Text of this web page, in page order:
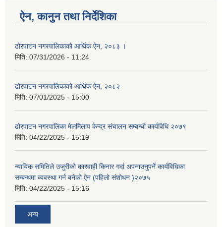
ऐन, कानुन तथा निर्देशिका
ढोरपाटन नगरपालिकाको आर्थिक ऐन, २०८३ ।
मिति: 07/31/2026 - 11:24
ढोरपाटन नगरपालिकाको आर्थिक ऐन, २०८२
मिति: 07/01/2025 - 15:00
ढोरपाटन नगरपालिका मेलमिलाप केन्द्र संचालन सम्बन्धी कार्यविधि २०७९
मिति: 04/22/2025 - 15:19
न्यायिक समितिले उजुरीको कारवाही किनार गर्दा अपनाउनुपर्ने कार्यविधिका
सम्बन्धमा व्यवस्था गर्न बनेको ऐन (पहिलो संशोधन )२०७५
मिति: 04/22/2025 - 15:16
अन्य